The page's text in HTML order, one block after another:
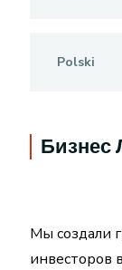
Polski
Бизнес
Мы создали
инвесторов